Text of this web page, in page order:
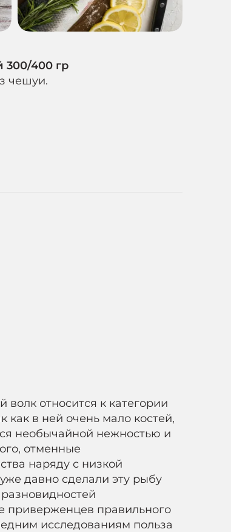
300/400 гр
чешуи.
относится к категории
как в ней очень мало костей,
необычайной нежностью и
отменные
наряду с низкой
давно сделали эту рыбу
приверженцев правильного
исследованиям польза